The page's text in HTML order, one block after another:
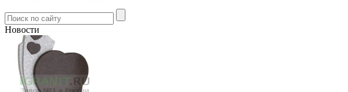
Новости